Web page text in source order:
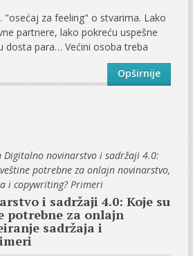
"osećaj za feeling" o stvarima. Lako
partnere, lako pokreću uspešne
dosta para… Većini osoba treba
Opširnije
novinarstvo i sadržaji 4.0:
potrebne za onlajn novinarstvo,
i copywriting? Primeri
i sadržaji 4.0: Koje su
potrebne za onlajn
sadržaja i